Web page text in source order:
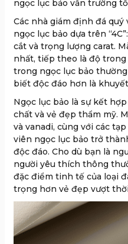
ngọc lục bảo vẫn trường
Các nhà giám định đá
ngọc lục bảo dựa trên
cắt và trọng lượng carat.
nhất, tiếp theo là độ
trong ngọc lục bảo
biết độc đáo hơn là
Ngọc lục bảo là sự kết
chất và vẻ đẹp thẩm mỹ.
và vanadi, cùng với các
viên ngọc lục bảo trở
độc đáo. Cho dù bạn là
người yêu thích thông
đặc điểm tinh tế của loại
trọng hơn vẻ đẹp vượt